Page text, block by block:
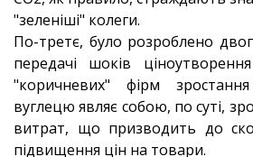
"зеленіші" колеги.
По-третє, було розроблено
передачі шоків
"коричневих" фірм
вуглецю являє собою, по суті,
витрат, що призводить до
підвищення цін на товари.